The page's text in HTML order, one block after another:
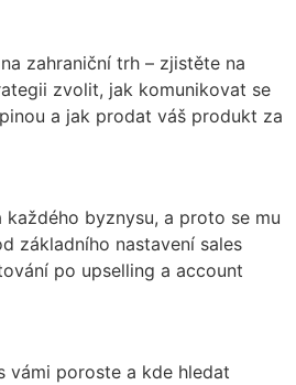
zahraniční trh – zjistěte na
zvolit, jak komunikovat se
a jak prodat váš produkt za
každého byznysu, a proto se mu
základního nastavení sales
po upselling a account
vámi poroste a kde hledat